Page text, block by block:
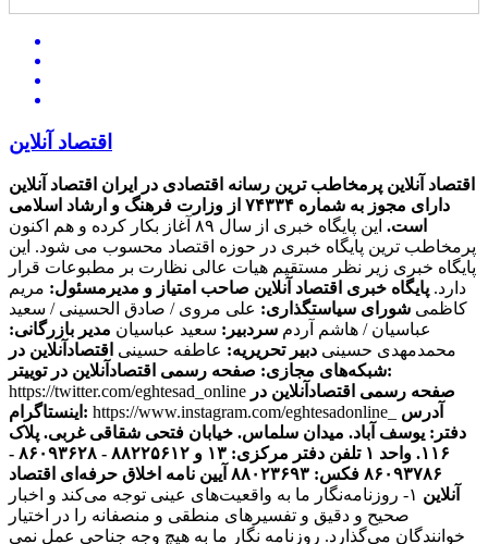
اقتصاد آنلاین
اقتصاد آنلاین پرمخاطب ترین رسانه اقتصادی در ایران اقتصاد آنلاین
دارای مجوز به شماره ۷۴۳۳۴ از وزارت فرهنگ و ارشاد اسلامی
است.
این پایگاه خبری از سال ۸۹ آغاز بکار کرده و هم اکنون
پرمخاطب ترین پایگاه خبری در حوزه اقتصاد محسوب می شود. این
پایگاه خبری زیر نظر مستقیم هیات عالی نظارت بر مطبوعات قرار
دارد. پایگاه خبری اقتصاد آنلاین صاحب امتیاز و مدیرمسئول: مریم
کاظمی شورای سیاستگذاری: علی مروی / صادق الحسینی / سعید
عباسیان / هاشم آردم سردبیر: سعید عباسیان مدیر بازرگانی:
محمدمهدی حسینی دبیر تحریریه: عاطفه حسینی اقتصادآنلاین در
شبکه‌های مجازی:صفحه رسمی اقتصادآنلاین در توییتر:
https://twitter.com/eghtesad_online صفحه رسمی اقتصادآنلاین در
اینستاگرام: https://www.instagram.com/eghtesadonline_ آدرس
دفتر: یوسف آباد. میدان سلماس. خیابان فتحی شقاقی غربی. پلاک
۱۱۶. واحد ۱
تلفن دفتر مرکزی: ۱۳ و ۸۸۲۲۵۶۱۲ - ۸۶۰۹۳۶۲۸ -
۸۶۰۹۳۷۸۶ فکس: ۸۸۰۲۳۶۹۳
آیین نامه اخلاق حرفه‌ای اقتصاد
آنلاین
۱- روزنامه‌نگار ما به واقعیت‌های عینی توجه می‌کند و اخبار
صحیح و دقیق و تفسیرهای منطقی و منصفانه را در اختیار
خوانندگان می‌گذارد. روزنامه نگار ما به هیچ وجه جناحی عمل نمی